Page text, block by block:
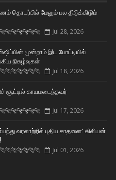
தொடர்பில் மேலும் பல திடுக்கிடும்
Jul 28, 2026
மூன்றாம் இட போட்டியில்
நிகழ்வுகள்
Jul 18, 2026
சூட்டில் காயமடைந்தவர்
Jul 17, 2026
வரலாற்றில் புதிய சாதனை: கிலியன்
Jul 01, 2026